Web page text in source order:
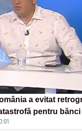
a evitat
pentru